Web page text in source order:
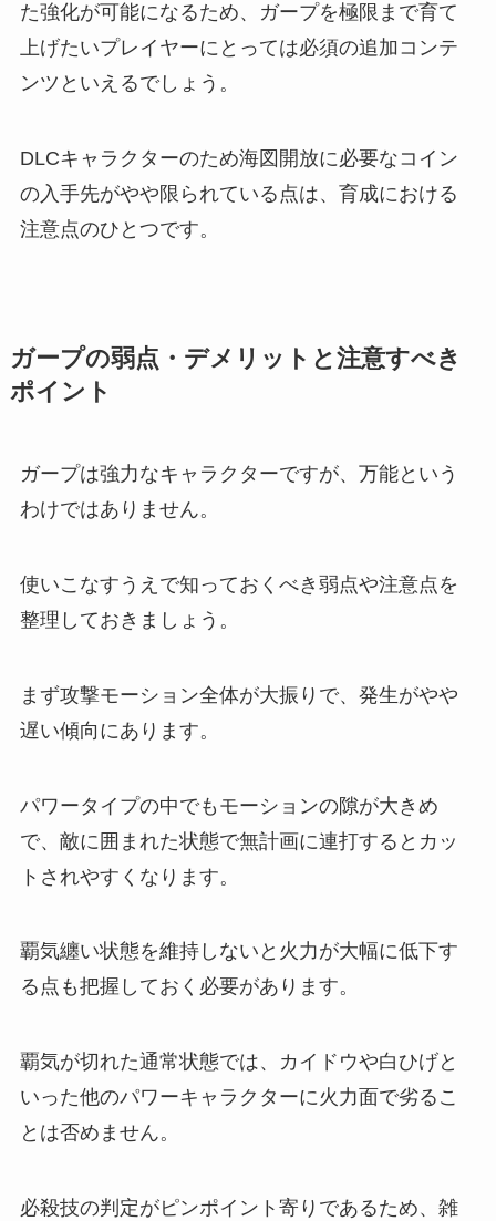
た強化が可能になるため、ガープを極限まで育て
上げたいプレイヤーにとっては必須の追加コンテ
ンツといえるでしょう。
DLCキャラクターのため海図開放に必要なコイン
の入手先がやや限られている点は、育成における
注意点のひとつです。
ガープの弱点・デメリットと注意すべき
ポイント
ガープは強力なキャラクターですが、万能という
わけではありません。
使いこなすうえで知っておくべき弱点や注意点を
整理しておきましょう。
まず攻撃モーション全体が大振りで、発生がやや
遅い傾向にあります。
パワータイプの中でもモーションの隙が大きめ
で、敵に囲まれた状態で無計画に連打するとカッ
トされやすくなります。
覇気纏い状態を維持しないと火力が大幅に低下す
る点も把握しておく必要があります。
覇気が切れた通常状態では、カイドウや白ひげと
いった他のパワーキャラクターに火力面で劣るこ
とは否めません。
必殺技の判定がピンポイント寄りであるため、雑